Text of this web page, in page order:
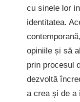
cu sinele lor
identitatea.
opiniile și să
prin procesul
dezvoltă
a crea și de a